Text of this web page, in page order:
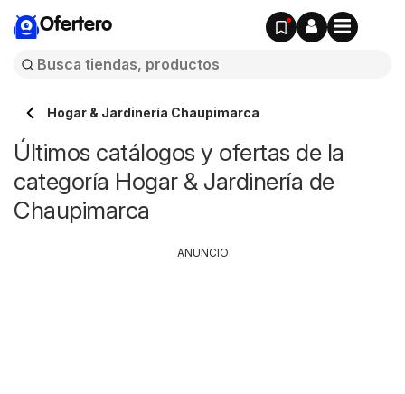
Ofertero
Hogar & Jardinería Chaupimarca
Últimos catálogos y ofertas de la
categoría Hogar & Jardinería de
Chaupimarca
ANUNCIO